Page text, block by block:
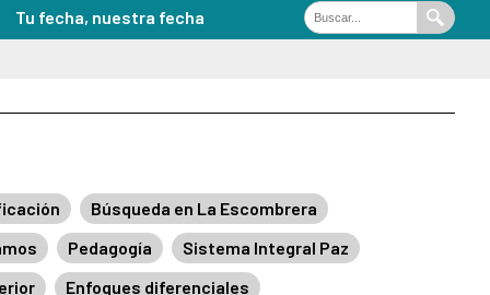
Tu fecha, nuestra fecha
Buscar
en
Buscar
Búsqueda en La Escombrera
Pedagogía
Sistema Integral Paz
Enfoques diferenciales